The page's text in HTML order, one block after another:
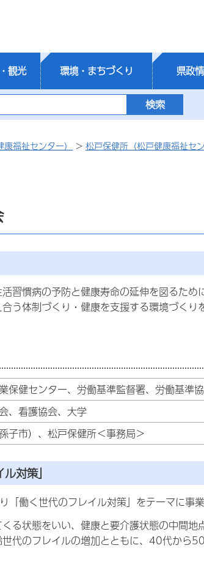
観光 環境・まちづくり 県政
福祉センター） > 松戸保健所（松戸健康福祉セン
習慣病の予防と健康寿命の延伸を図るため
う体制づくり・健康を支援する環境づく
保健センター、労働基準監督署、労働基準
、看護協会、大学
子市）、松戸保健所＜事務局＞
対策」
働く世代のフレイル対策」をテーマに事業
る状態をいい、健康と要介護状態の中間
代のフレイルの増加とともに、40代から